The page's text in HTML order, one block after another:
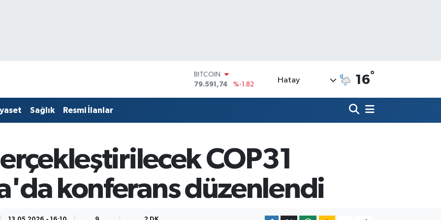
DOLAR
45,43620
%0.02
61,60380
%0.18
BİST100
14.598,00
%0
79.591,74
%-1.82
Hatay 16°
Sağlık Resmi İlanlar
COP31
konferans düzenlendi